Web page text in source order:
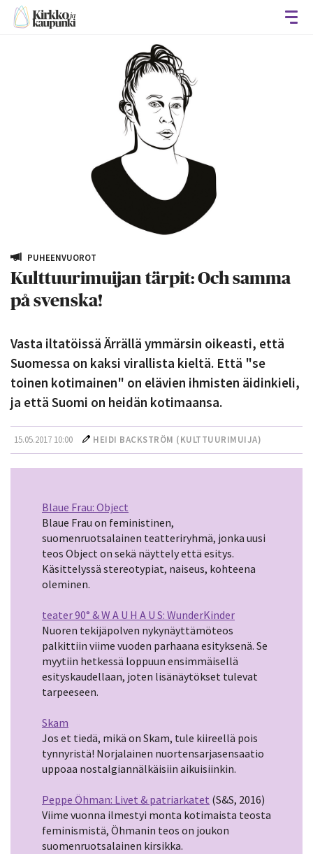
PUHEENVUOROT
Kulttuurimuijan tärpit: Och samma
på svenska!
Vasta iltatöissä Ärrällä ymmärsin oikeasti, että
Suomessa on kaksi virallista kieltä. Että "se
toinen kotimainen" on elävien ihmisten äidinkieli,
ja että Suomi on heidän kotimaansa.
15.05.2017 10:00 HEIDI BACKSTRÖM (KULTTUURIMUIJA)
Blaue Frau: Object
Blaue Frau on feministinen,
suomenruotsalainen teatteriryhmä, jonka uusi
teos Object on sekä näyttely että esitys.
Käsittelyssä stereotypiat, naiseus, kohteena
oleminen.
teater 90° & W A U H A U S: WunderKinder
Nuoren tekijäpolven nykynäyttämöteos
palkittiin viime vuoden parhaana esityksenä. Se
myytiin hetkessä loppuun ensimmäisellä
esityskaudellaan, joten lisänäytökset tulevat
tarpeeseen.
Skam
Jos et tiedä, mikä on Skam, tule kiireellä pois
tynnyristä! Norjalainen nuortensarjasensaatio
uppoaa nostalgiannälkäisiin aikuisiinkin.
Peppe Öhman: Livet & patriarkatet (S&S, 2016)
Viime vuonna ilmestyi monta kotimaista teosta
feminismistä, Öhmanin teos on joukon
suomenruotsalainen kirsikka.